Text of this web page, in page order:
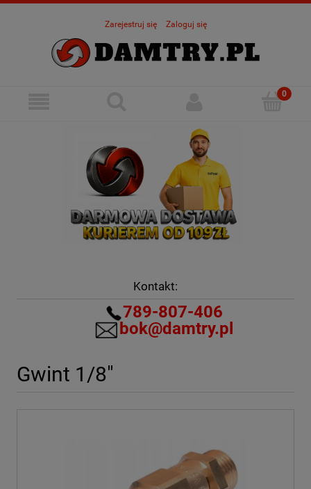
Zarejestruj się Zaloguj się
Kontakt:
789-807-406
bok@damtry.pl
Gwint 1/8"